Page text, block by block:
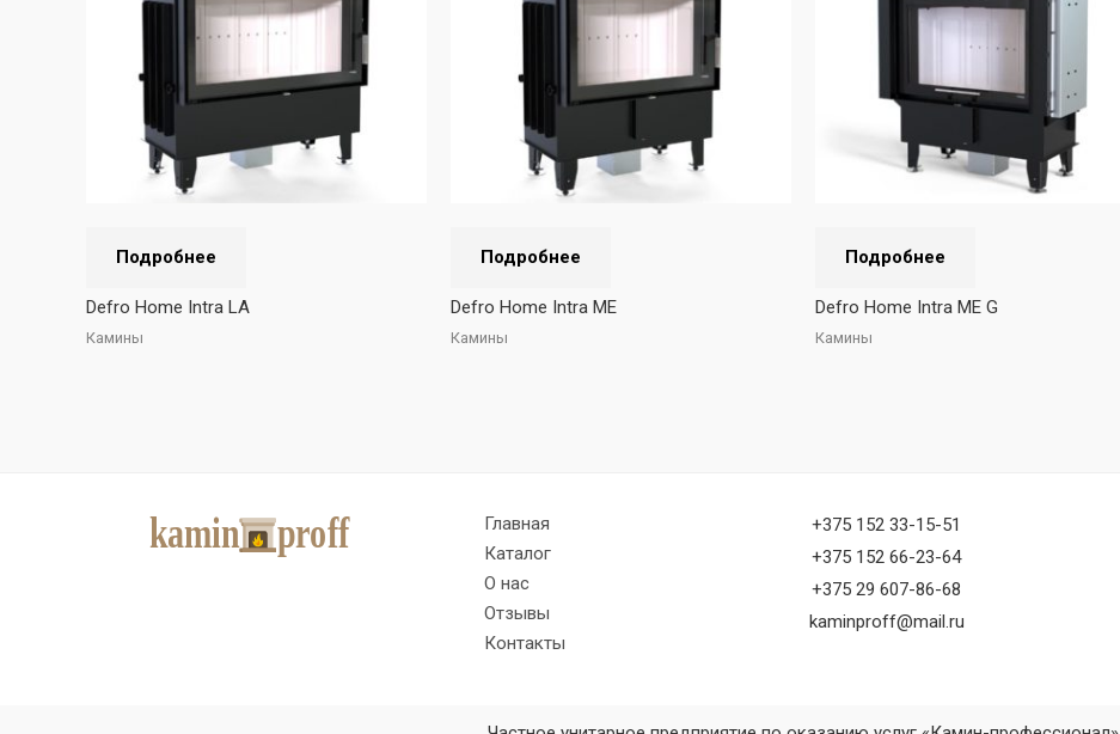
Подробнее
Defro Home Intra LA
Камины
Подробнее
Defro Home Intra ME
Камины
Подробнее
Defro Home Intra ME G
Камины
Главная
Каталог
О нас
Отзывы
Контакты
+375 152 33-15-51
+375 152 66-23-64
+375 29 607-86-68
kaminproff@mail.ru